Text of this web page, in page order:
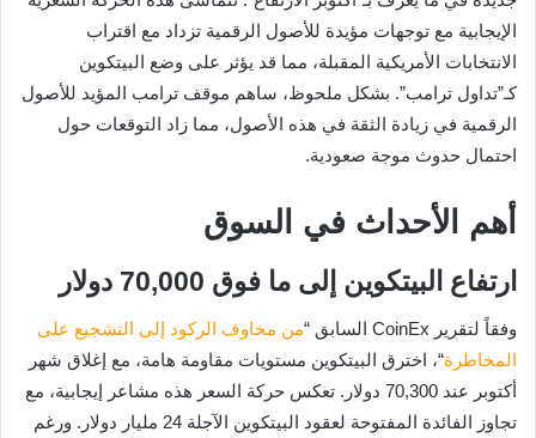
الإيجابية مع توجهات مؤيدة للأصول الرقمية تزداد مع اقتراب
الانتخابات الأمريكية المقبلة، مما قد يؤثر على وضع البيتكوين
كـ”تداول ترامب”. بشكل ملحوظ، ساهم موقف ترامب المؤيد للأصول
الرقمية في زيادة الثقة في هذه الأصول، مما زاد التوقعات حول
احتمال حدوث موجة صعودية.
أهم الأحداث في السوق
ارتفاع البيتكوين إلى ما فوق 70,000 دولار
وفقاً لتقرير CoinEx السابق “
من مخاوف الركود إلى التشجيع على
المخاطرة“، اخترق البيتكوين مستويات مقاومة هامة، مع إغلاق شهر
أكتوبر عند 70,300 دولار. تعكس حركة السعر هذه مشاعر إيجابية، مع
تجاوز الفائدة المفتوحة لعقود البيتكوين الآجلة 24 مليار دولار. ورغم